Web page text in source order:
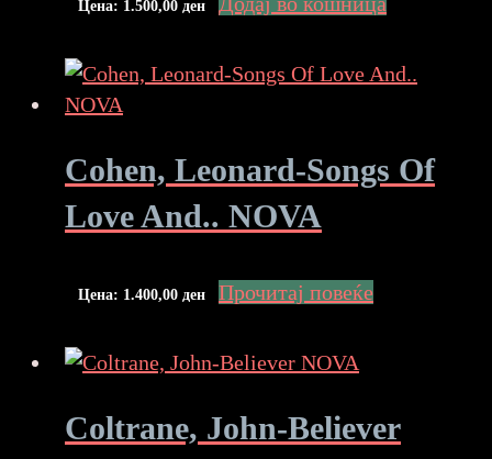
Цена: 1.500,00 ден
Cohen, Leonard-Songs Of
Love And.. NOVA
Цена: 1.400,00 ден Прочитај повеќе
Coltrane, John-Believer